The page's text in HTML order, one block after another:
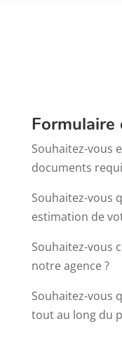
Formulaire
Souhaitez-vous
documents
Souhaitez-vous
estimation de
Souhaitez-vous
notre agence ?
Souhaitez-vous
tout au long du